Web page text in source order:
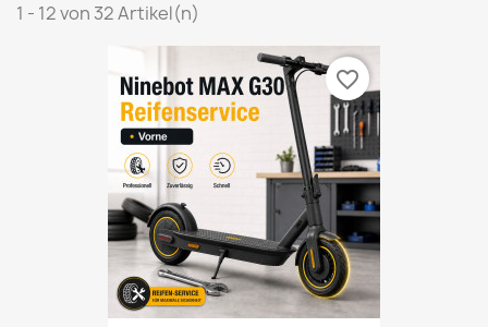
1 - 12 von 32 Artikel(n)
favorite_border